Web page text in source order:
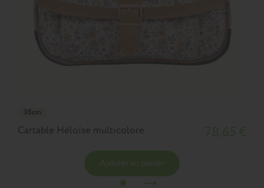
35cm
Cartable Héloïse multicolore